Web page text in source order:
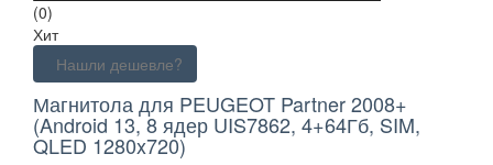
(0)
Хит
Нашли дешевле?
Магнитола для PEUGEOT Partner 2008+
(Android 13, 8 ядер UIS7862, 4+64Гб, SIM,
QLED 1280x720)